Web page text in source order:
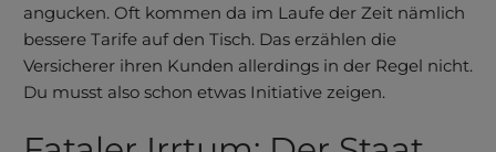
angucken. Oft kommen da im Laufe der Zeit nämlich
bessere Tarife auf den Tisch. Das erzählen die
Versicherer ihren Kunden allerdings in der Regel nicht.
Du musst also schon etwas Initiative zeigen.